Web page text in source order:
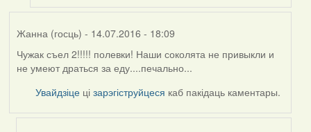
Жанна (госць) - 14.07.2016 - 18:09
Чужак съел 2!!!!! полевки! Наши соколята не привыкли и
не умеют драться за еду....печально...
Увайдзіце цізарэгіструйцеся каб пакідаць каментары.